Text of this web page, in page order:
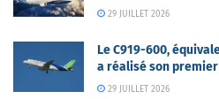
29 JUILLET 2026
Le C919-600,
a réalisé son
29 JUILLET 2026